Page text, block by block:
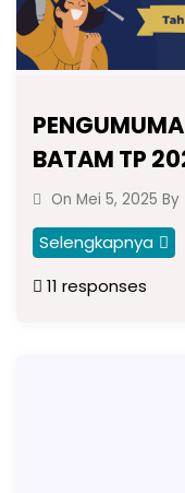
BATAM TP
On Mei 5, 2025 By
Selengkapnya
11 responses